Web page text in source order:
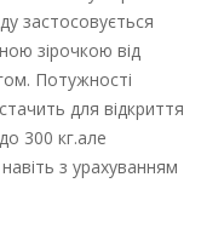
застосовується
зірочкою від
Потужності
для відкриття
300 кг.але
з урахуванням